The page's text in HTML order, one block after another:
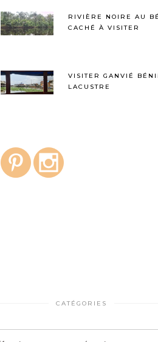
RIVIÈRE NOIRE AU
CACHÉ À VISITER
VISITER GANVIÉ
LACUSTRE
CATÉGORIES